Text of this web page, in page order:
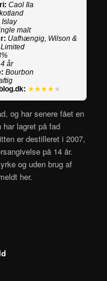
Caol Ila
Islay
malt
Uafhængig, Wilson &
år
Bourbon
★★★★ ★
og har senere fået en
lagret på fad
er destilleret i 2007,
på 14 år.
og uden brug af
her.